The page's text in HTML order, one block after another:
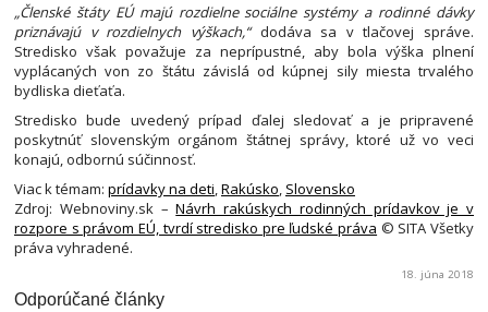
„Členské štáty EÚ majú rozdielne sociálne systémy a rodinné dávky
priznávajú v rozdielnych výškach,“dodáva sa v tlačovej správe.
Stredisko však považuje za neprípustné, aby bola výška plnení
vyplácaných von zo štátu závislá od kúpnej sily miesta trvalého
bydliska dieťaťa.
Stredisko bude uvedený prípad ďalej sledovať a je pripravené
poskytnúť slovenským orgánom štátnej správy, ktoré už vo veci
konajú, odbornú súčinnosť.
Viac k témam: prídavky na deti,Rakúsko, Slovensko
Zdroj: Webnoviny.sk –Návrh rakúskych rodinných prídavkov je v
rozpore s právom EÚ, tvrdí stredisko pre ľudské práva © SITA Všetky
práva vyhradené.
18. júna 2018
Odporúčané články